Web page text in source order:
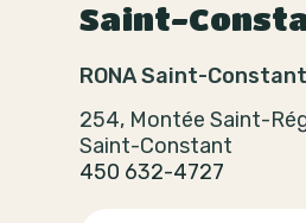
Saint-
RONA Saint-Constant
254, Montée Saint-
Saint-Constant
450 632-4727